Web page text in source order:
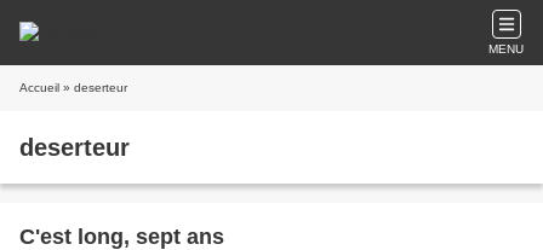
MENU
Accueil » deserteur
deserteur
C'est long, sept ans